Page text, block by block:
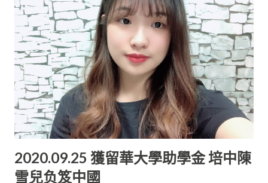
要放棄。 謝謝所有關心我支持我的人，是你們讓我明白： 時時挑
戰自己的過程是充滿樂趣的。每個人的潛力都是無窮的， 真正的
對手永遠都只有自己。” 她說，只要自己付出了努力，就足矣。
她非常感謝陳逸萍老師以及楊必展老師對他們的刻苦訓練， 是老
師發現了她的不足之處，耐心地指導她，才成就了今天的她。 她
感謝培中給予她施展才能的平台。“希望在總決賽當天， 我們可
以順利地完成這場相聲。最重要的是不辜負自己， 不辜負師
長。”她在受訪時這樣表示。 朝冠軍路前進 此外，吳一帆說，自
己在收到決賽入圍的通知后，感到又惊又喜， 一方面擔心自己的
表現不佳， 另一方面又為自己能進入決賽而倍感榮幸。 “這是一
次難得的机會，我必須要好好珍惜，并且努力訓練， 往冠軍的道
2020.09.25 獲留華大學助學金 培中陳
雪兒负笈中國